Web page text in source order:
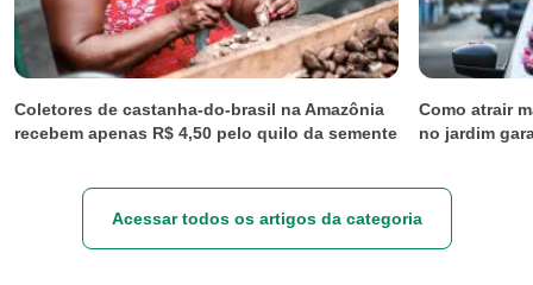
Coletores de castanha-do-brasil na Amazônia
recebem apenas R$ 4,50 pelo quilo da semente
Como atrair
no jardim
Acessar todos os artigos da categoria